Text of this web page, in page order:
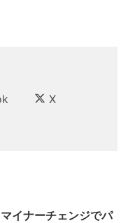
X
イナーチェンジでパ